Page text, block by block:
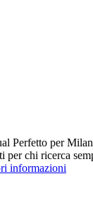
Perfetto per
per chi ricerca
informazioni